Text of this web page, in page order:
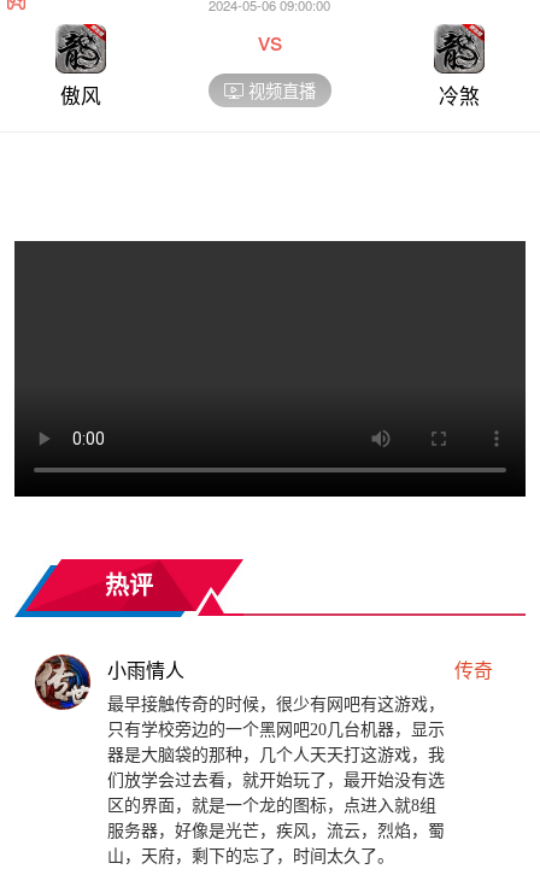
傲风
2024-05-06 09:00:00
vs
视频直播 冷煞
热评
小雨情人 传奇
最早接触传奇的时候，很少有网吧有这游戏，
只有学校旁边的一个黑网吧20几台机器，显示
器是大脑袋的那种，几个人天天打这游戏，我
们放学会过去看，就开始玩了，最开始没有选
区的界面，就是一个龙的图标，点进入就8组
服务器，好像是光芒，疾风，流云，烈焰，蜀
山，天府，剩下的忘了，时间太久了。